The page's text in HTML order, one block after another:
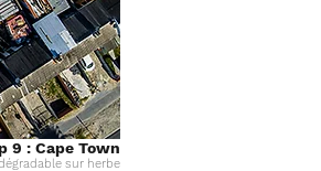
9 : Cape Town
sur herbe